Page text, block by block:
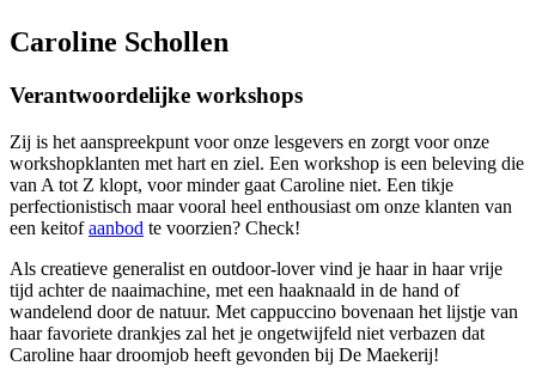
Caroline Schollen
Verantwoordelijke workshops
Zij is het aanspreekpunt voor onze lesgevers en zorgt voor onze
workshopklanten met hart en ziel. Een workshop is een beleving die
van A tot Z klopt, voor minder gaat Caroline niet. Een tikje
perfectionistisch maar vooral heel enthousiast om onze klanten van
een keitofaanbod te voorzien? Check!
Als creatieve generalist en outdoor-lover vind je haar in haar vrije
tijd achter de naaimachine, met een haaknaald in de hand of
wandelend door de natuur. Met cappuccino bovenaan het lijstje van
haar favoriete drankjes zal het je ongetwijfeld niet verbazen dat
Caroline haar droomjob heeft gevonden bij De Maekerij!